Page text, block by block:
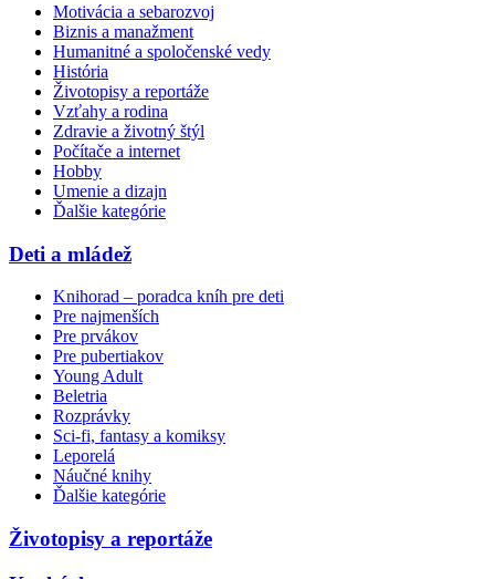
Motivácia a sebarozvoj
Biznis a manažment
Humanitné a spoločenské vedy
História
Životopisy a reportáže
Vzťahy a rodina
Zdravie a životný štýl
Počítače a internet
Hobby
Umenie a dizajn
Ďalšie kategórie
Deti a mládež
Knihorad – poradca kníh pre deti
Pre najmenších
Pre prvákov
Pre pubertiakov
Young Adult
Beletria
Rozprávky
Sci-fi, fantasy a komiksy
Leporelá
Náučné knihy
Ďalšie kategórie
Životopisy a reportáže